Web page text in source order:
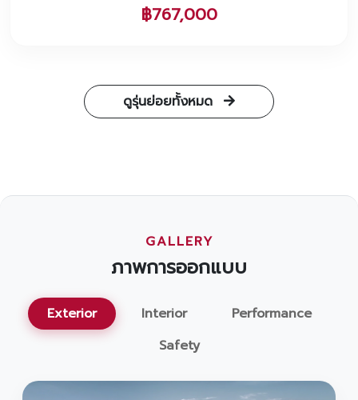
฿767,000
ดูรุ่นย่อยทั้งหมด
GALLERY
ภาพการออกแบบ
Exterior Interior
Performance
Safety